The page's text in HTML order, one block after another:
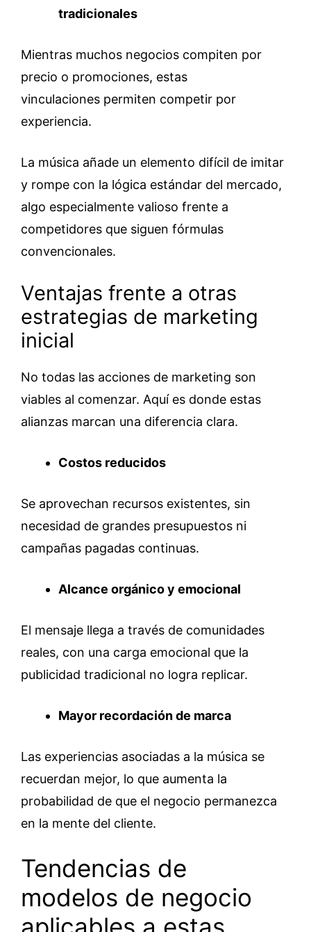
tradicionales
Mientras muchos negocios compiten por
precio o promociones, estas
vinculaciones permiten competir por
experiencia.
La música añade un elemento difícil de imitar
y rompe con la lógica estándar del mercado,
algo especialmente valioso frente a
competidores que siguen fórmulas
convencionales.
Ventajas frente a otras
estrategias de marketing
inicial
No todas las acciones de marketing son
viables al comenzar. Aquí es donde estas
alianzas marcan una diferencia clara.
Costos reducidos
Se aprovechan recursos existentes, sin
necesidad de grandes presupuestos ni
campañas pagadas continuas.
Alcance orgánico y emocional
El mensaje llega a través de comunidades
reales, con una carga emocional que la
publicidad tradicional no logra replicar.
Mayor recordación de marca
Las experiencias asociadas a la música se
recuerdan mejor, lo que aumenta la
probabilidad de que el negocio permanezca
en la mente del cliente.
Tendencias de
modelos de negocio